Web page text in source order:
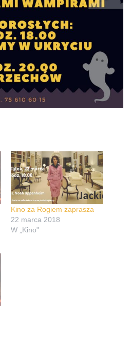
Kino za Rogiem zaprasza
22 marca 2018
W „Kino"